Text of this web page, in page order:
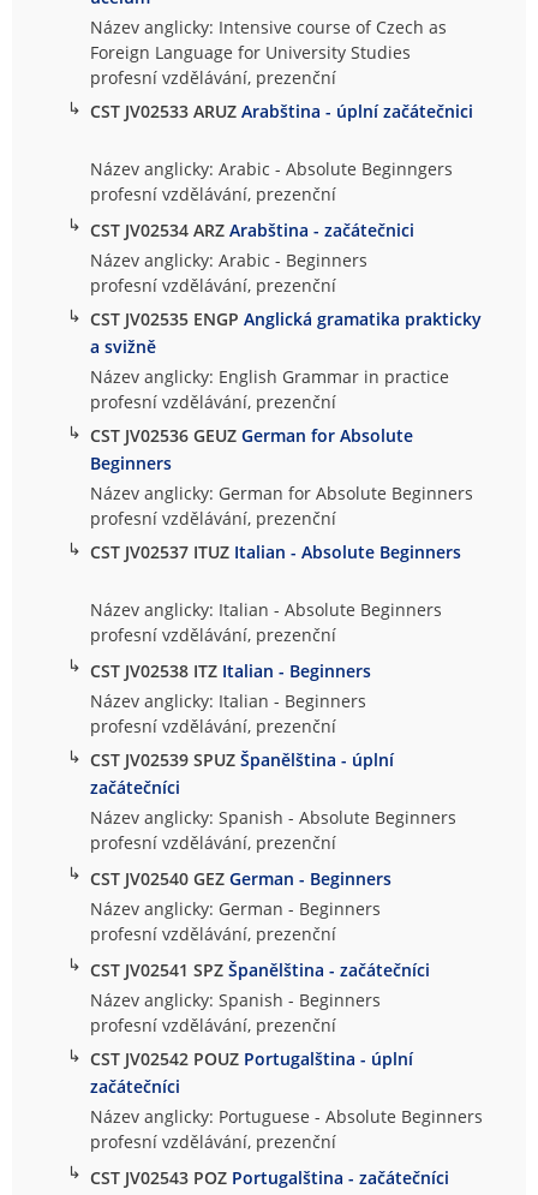
Název anglicky: Intensive course of Czech as
Foreign Language for University Studies
profesní vzdělávání, prezenční
↳ CST JV02533 ARUZArabština - úplní začátečnici
Název anglicky: Arabic - Absolute Beginngers
profesní vzdělávání, prezenční
↳ CST JV02534 ARZArabština - začátečnici
Název anglicky: Arabic - Beginners
profesní vzdělávání, prezenční
↳ CST JV02535 ENGPAnglická gramatika prakticky
a svižně
Název anglicky: English Grammar in practice
profesní vzdělávání, prezenční
↳ CST JV02536 GEUZGerman for Absolute
Beginners
Název anglicky: German for Absolute Beginners
profesní vzdělávání, prezenční
↳ CST JV02537 ITUZ Italian - Absolute Beginners
Název anglicky: Italian - Absolute Beginners
profesní vzdělávání, prezenční
↳ CST JV02538 ITZ Italian - Beginners
Název anglicky: Italian - Beginners
profesní vzdělávání, prezenční
↳ CST JV02539 SPUZŠpanělština - úplní
začátečníci
Název anglicky: Spanish - Absolute Beginners
profesní vzdělávání, prezenční
↳ CST JV02540 GEZGerman - Beginners
Název anglicky: German - Beginners
profesní vzdělávání, prezenční
↳ CST JV02541 SPZŠpanělština - začátečníci
Název anglicky: Spanish - Beginners
profesní vzdělávání, prezenční
↳ CST JV02542 POUZ Portugalština - úplní
začátečníci
Název anglicky: Portuguese - Absolute Beginners
profesní vzdělávání, prezenční
↳ CST JV02543 POZ Portugalština - začátečníci